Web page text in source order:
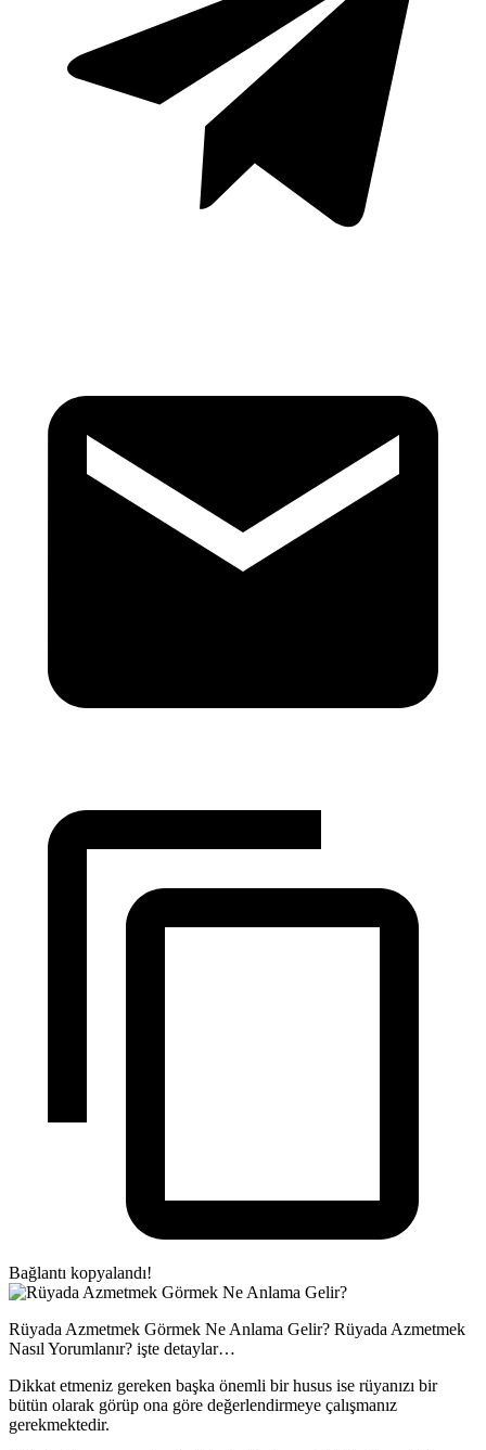
Bağlantı kopyalandı!
Rüyada Azmetmek Görmek Ne Anlama Gelir? Rüyada Azmetmek
Nasıl Yorumlanır? işte detaylar…
Dikkat etmeniz gereken başka önemli bir husus ise rüyanızı bir
bütün olarak görüp ona göre değerlendirmeye çalışmanız
gerekmektedir.